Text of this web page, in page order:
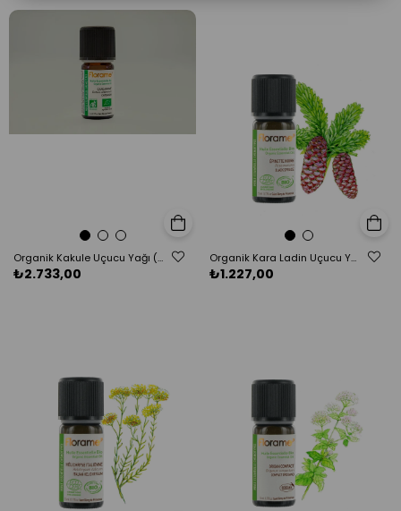
Organik Kakule Uçucu Yağı (Elettaria cardamomum)-5 ml
₺2.733,00
Sepete Ekle
Organik Kara Ladin Uçucu Yağı (Picea mariana) - 5 ml
₺1.227,00
Sepete